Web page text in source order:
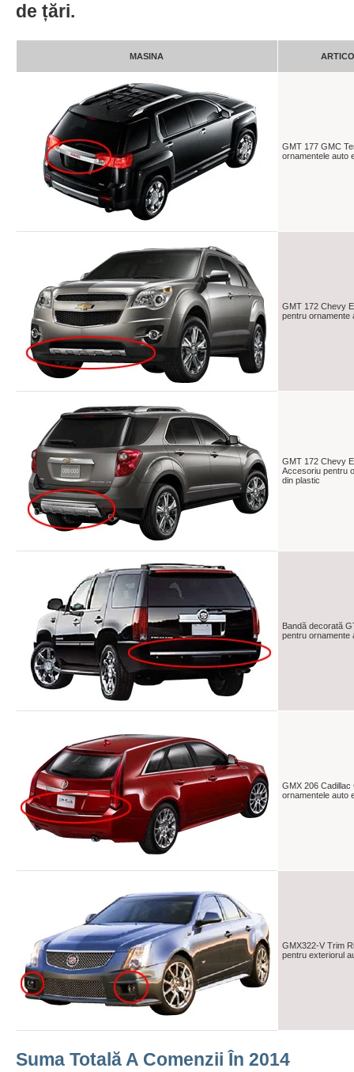
de țări.
MASINA
GMT 177 GMC
ornamentele auto
GMT 172 Chevy
pentru ornamente
GMT 172 Chevy
Accesoriu pentru
din plastic
Bandă decorată
pentru ornamente
GMX 206
ornamentele auto
GMX322-V Trim
pentru exteriorul
Suma Totală A Comenzii În 2014